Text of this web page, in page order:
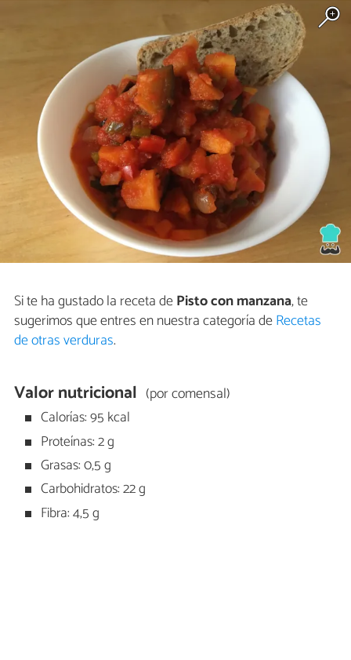
Si te ha gustado la receta dePisto con manzana, te
sugerimos que entres en nuestra categoría deRecetas
de otras verduras.
Valor nutricional (por comensal)
Calorías: 95 kcal
Proteínas: 2 g
Grasas: 0,5 g
Carbohidratos: 22 g
Fibra: 4,5 g